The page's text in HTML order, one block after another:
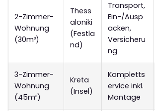
2-Zimmer-
Wohnung
(30m³)
Thess
aloniki
(Festla
nd)
Transport,
Ein-/Ausp
acken,
Versicheru
ng
3-Zimmer-
Wohnung
(45m³)
Kreta
(Insel)
Kompletts
ervice inkl.
Montage